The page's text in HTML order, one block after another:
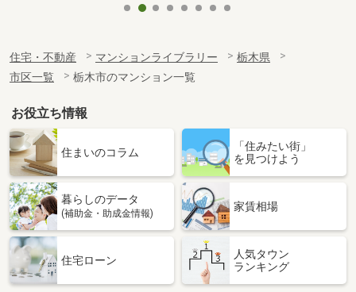
住宅・不動産 マンションライブラリー
栃木県
市区一覧
栃木市のマンション一覧
お役立ち情報
住まいのコラム
「住みたい街」
を見つけよう
暮らしのデータ
(補助金・助成金情報)
家賃相場
住宅ローン
人気タウン
ランキング